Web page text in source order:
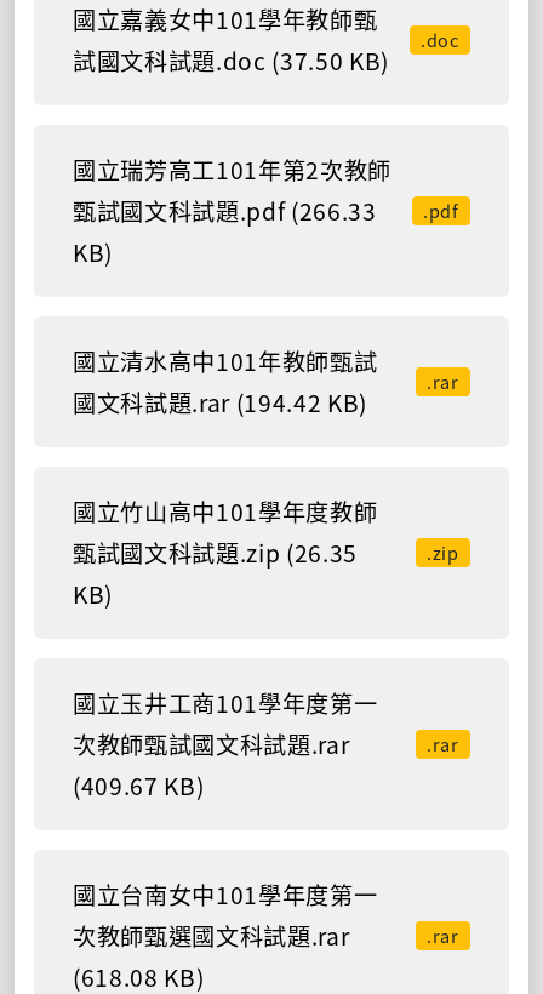
國立嘉義女中101學年教師甄
試國文科試題.doc (37.50 KB)
.doc
國立瑞芳高工101年第2次教師
甄試國文科試題.pdf (266.33
KB)
.pdf
國立清水高中101年教師甄試
國文科試題.rar (194.42 KB)
.rar
國立竹山高中101學年度教師
甄試國文科試題.zip (26.35
KB)
.zip
國立玉井工商101學年度第一
次教師甄試國文科試題.rar
(409.67 KB)
.rar
國立台南女中101學年度第一
次教師甄選國文科試題.rar
(618.08 KB)
.rar